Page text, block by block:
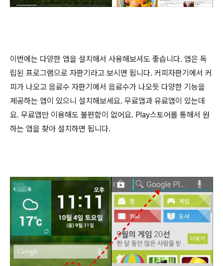
이번에는 다양한 앱을 설치해서 사용해보셔도 좋습니다. 앱은 독
립된 프로그램으로 자판기라고 보시면 됩니다. 커피자판기에서 커
피가 나오고 음료수 자판기에서 음료수가 나오듯 다양한 기능을
제공하는 앱이 있으니 설치해보세요. 무료앱과 유료앱이 있는데
요. 무료앱만 이용해도 불편함이 없어요. Play스토어를 통해서 원
하는 앱을 찾아 설치하면 됩니다.